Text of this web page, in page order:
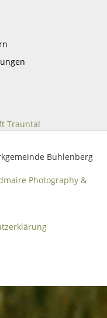
Buhlenberg
Photography &